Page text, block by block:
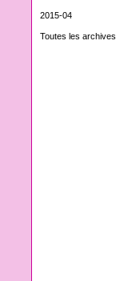
2015-04
Toutes les archives